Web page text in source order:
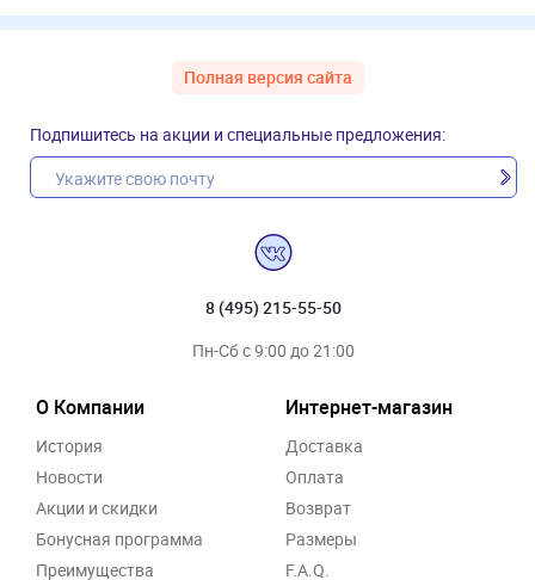
Полная версия сайта
Подпишитесь на акции и специальные предложения:
8 (495) 215-55-50
Пн-Сб с 9:00 до 21:00
О Компании
История
Новости
Акции и скидки
Бонусная программа
Преимущества
Интернет-магазин
Доставка
Оплата
Возврат
Размеры
F.A.Q.